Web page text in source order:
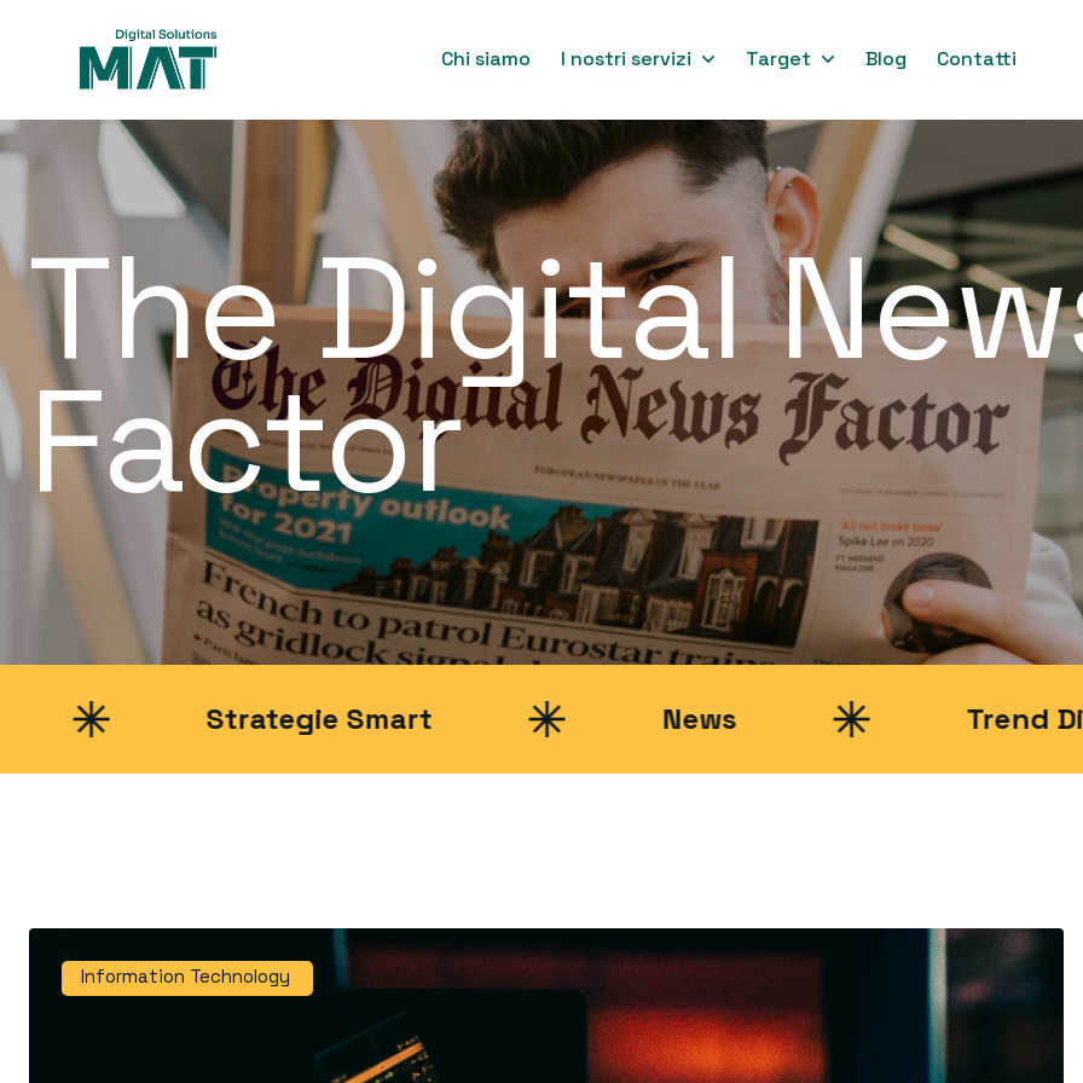
Chi siamo I nostri servizi Target Blog Contatti
The Digital
Factor
Strategie Smart News Trend Digitali
Information Technology